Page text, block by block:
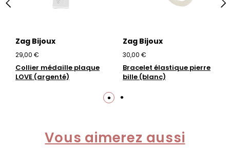
Zag Bijoux
29,00 €
Collier médaille plaque
LOVE (argenté)
Zag Bijoux
30,00 €
Bracelet élastique pierre
bille (blanc)
Vous aimerez aussi